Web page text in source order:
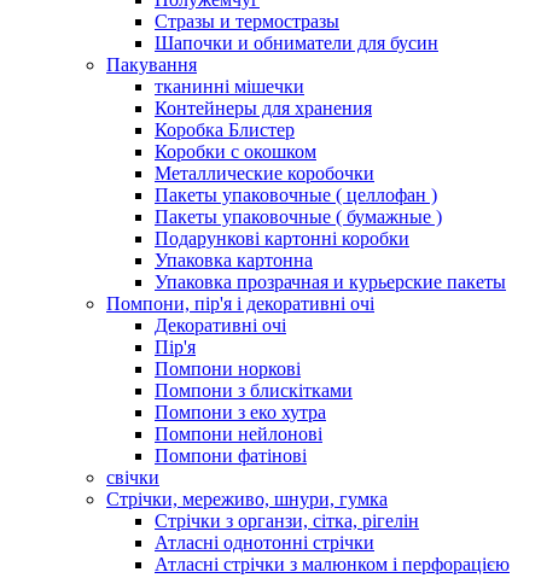
Стразы и термостразы
Шапочки и обниматели для бусин
Пакування
тканинні мішечки
Контейнеры для хранения
Коробка Блистер
Коробки с окошком
Металлические коробочки
Пакеты упаковочные ( целлофан )
Пакеты упаковочные ( бумажные )
Подарункові картонні коробки
Упаковка картонна
Упаковка прозрачная и курьерские пакеты
Помпони, пір'я і декоративні очі
Декоративні очі
Пір'я
Помпони норкові
Помпони з блискітками
Помпони з еко хутра
Помпони нейлонові
Помпони фатінові
свічки
Стрічки, мереживо, шнури, гумка
Стрічки з органзи, сітка, рігелін
Атласні однотонні стрічки
Атласні стрічки з малюнком і перфорацією